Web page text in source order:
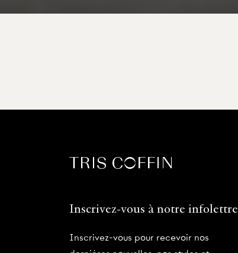
Inscrivez-vous à notre infolettre
Inscrivez-vous pour recevoir nos